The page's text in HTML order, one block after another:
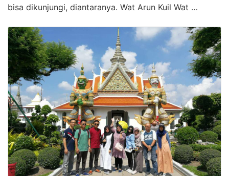
bisa dikunjungi, diantaranya. Wat Arun Kuil Wat …